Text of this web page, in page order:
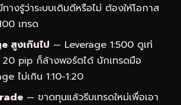
างรู้ว่าระบบเดิมดีหรือไม่ ต้องให้โอกาส
เทรด
สูงเกินไป — Leverage 1:500 ดูเท่
pip ก็ล้างพอร์ตได้ นักเทรดมือ
ไม่เกิน 1:10-1:20
— ขาดทุนแล้วรีบเทรดใหม่เพื่อเอา